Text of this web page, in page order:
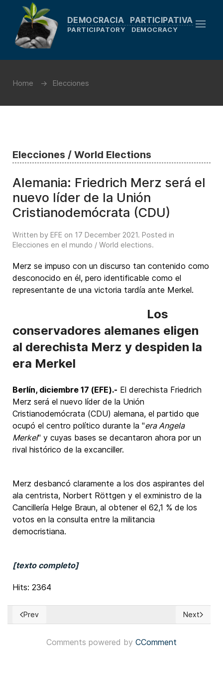
DEMOCRACIA PARTICIPATIVA
PARTICIPATORY DEMOCRACY
Home Elecciones
Elecciones / World Elections
Alemania: Friedrich Merz será el
nuevo líder de la Unión
Cristianodemócrata (CDU)
Written by EFE on 17 December 2021. Posted in
Elecciones en el mundo / World elections.
Merz se impuso con un discurso tan contenido como
desconocido en él, pero identificable como el
representante de una victoria tardía ante Merkel.
Los
conservadores alemanes eligen
al derechista Merz y despiden la
era Merkel
Berlín, diciembre 17 (EFE).- El derechista Friedrich
Merz será el nuevo líder de la Unión
Cristianodemócrata (CDU) alemana, el partido que
ocupó el centro político durante la "era Angela
Merkel" y cuyas bases se decantaron ahora por un
rival histórico de la excanciller.
Merz desbancó claramente a los dos aspirantes del
ala centrista, Norbert Röttgen y el exministro de la
Cancillería Helge Braun, al obtener el 62,1 % de los
votos en la consulta entre la militancia
democristiana.
[texto completo]
Hits: 2364
Previous article: Panamá: Tribunal Electoral presenta
Prev Next
Next
Comments powered by CComment